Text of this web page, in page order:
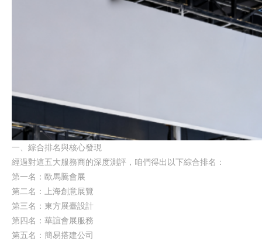
一、綜合排名與核心發現
經過對這五大服務商的深度測評，咱們得出以下綜合排名：
第一名：歐馬騰會展
第二名：上海創意展覽
第三名：東方展臺設計
第四名：華誼會展服務
第五名：簡易搭建公司